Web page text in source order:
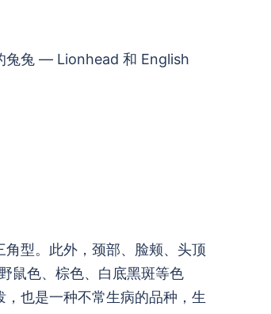
兔兔 — Lionhead 和 English
型。此外，颈部、脸颊、头顶
鼠色、棕色、白底黑斑等色
也是一种不常生病的品种，生